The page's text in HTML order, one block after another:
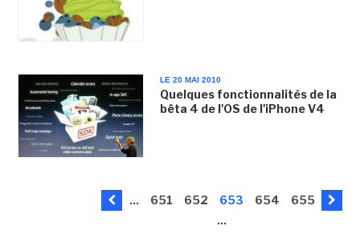
LE 20 MAI 2010
Quelques fonctionnalités de la
bêta 4 de l'OS de l'iPhone V4
... 651 652 653 654
655
...